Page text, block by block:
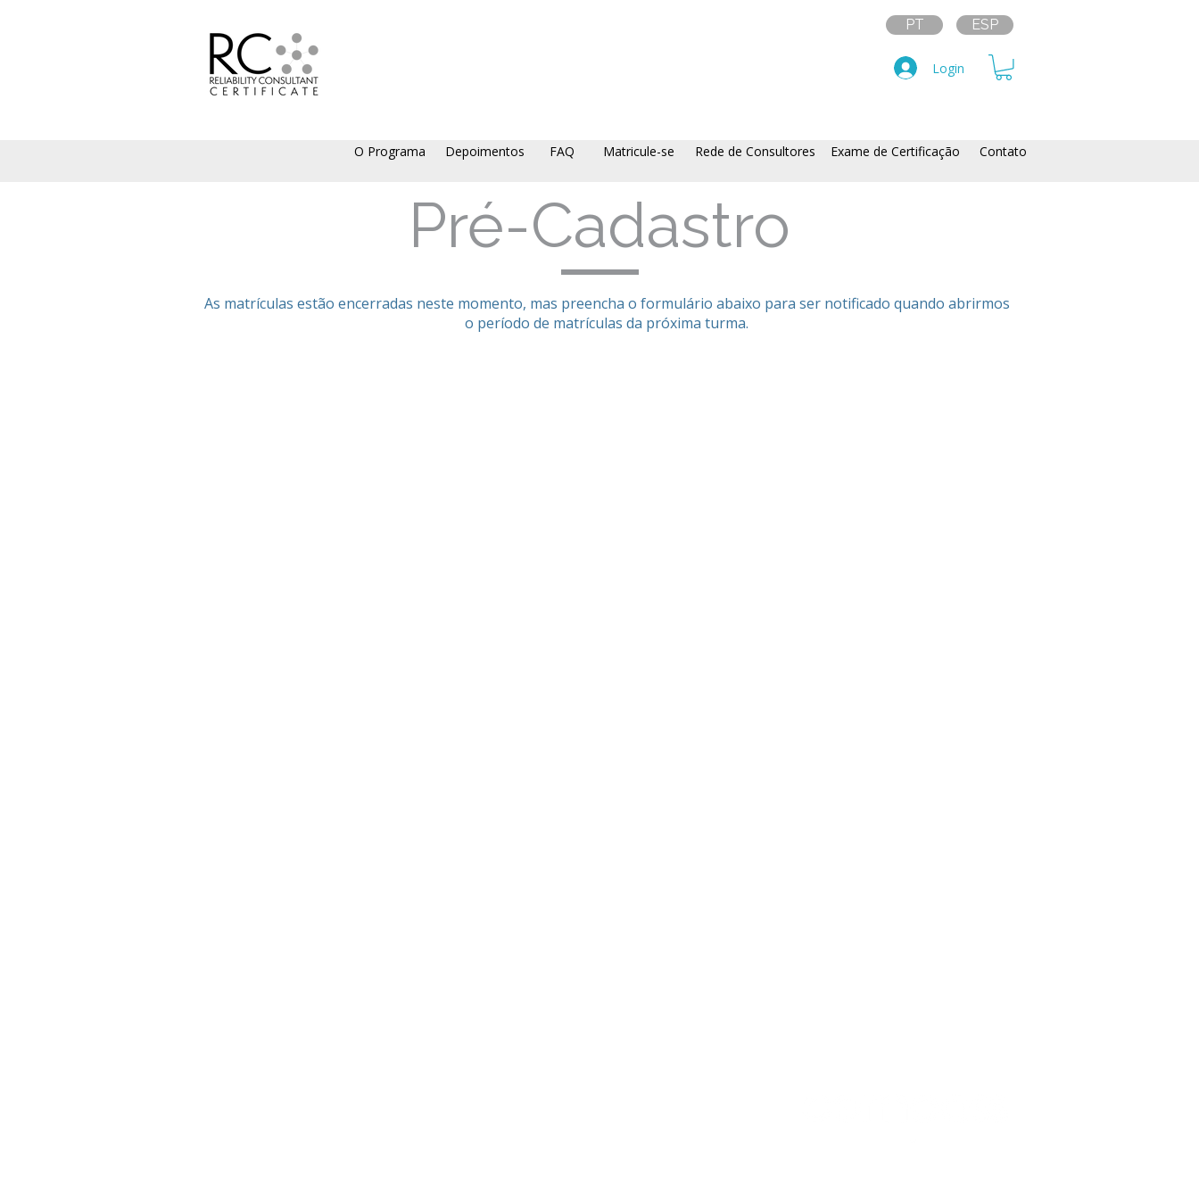
PT ESP
Login
O Programa Depoimentos FAQ Matricule-se Rede de Consultores Exame de Certificação Contato
Pré-Cadastro
As matrículas estão encerradas neste momento, mas preencha o formulário abaixo para ser notificado quando abrirmos
o período de matrículas da próxima turma.